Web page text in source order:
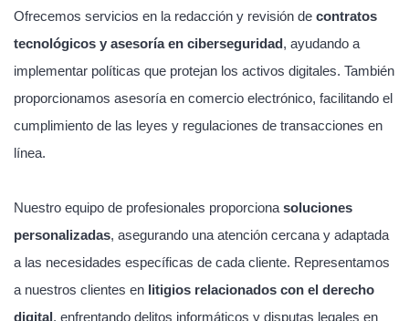
Ofrecemos servicios en la redacción y revisión de contratos
tecnológicos y asesoría en ciberseguridad, ayudando a
implementar políticas que protejan los activos digitales. También
proporcionamos asesoría en comercio electrónico, facilitando el
cumplimiento de las leyes y regulaciones de transacciones en
línea.
Nuestro equipo de profesionales proporciona soluciones
personalizadas, asegurando una atención cercana y adaptada
a las necesidades específicas de cada cliente. Representamos
a nuestros clientes en litigios relacionados con el derecho
digital, enfrentando delitos informáticos y disputas legales en